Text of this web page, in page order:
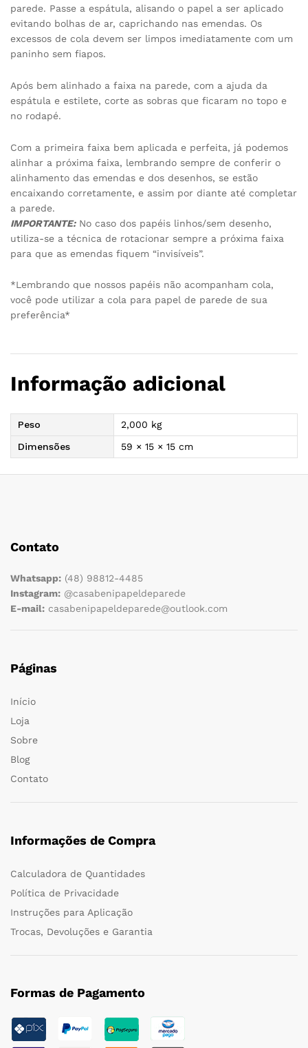
parede. Passe a espátula, alisando o papel a ser aplicado
evitando bolhas de ar, caprichando nas emendas. Os
excessos de cola devem ser limpos imediatamente com um
paninho sem fiapos.
Após bem alinhado a faixa na parede, com a ajuda da
espátula e estilete, corte as sobras que ficaram no topo e
no rodapé.
Com a primeira faixa bem aplicada e perfeita, já podemos
alinhar a próxima faixa, lembrando sempre de conferir o
alinhamento das emendas e dos desenhos, se estão
encaixando corretamente, e assim por diante até completar
a parede.
IMPORTANTE:No caso dos papéis linhos/sem desenho,
utiliza-se a técnica de rotacionar sempre a próxima faixa
para que as emendas fiquem “invisíveis”.
*Lembrando que nossos papéis não acompanham cola,
você pode utilizar a cola para papel de parede de sua
preferência*
Informação adicional
Peso
2,000 kg
Dimensões
59 × 15 × 15 cm
Contato
Whatsapp: (48) 98812-4485
Instagram: @casabenipapeldeparede
E-mail: casabenipapeldeparede@outlook.com
Páginas
Início
Loja
Sobre
Blog
Contato
Informações de Compra
Calculadora de Quantidades
Política de Privacidade
Instruções para Aplicação
Trocas, Devoluções e Garantia
Formas de Pagamento